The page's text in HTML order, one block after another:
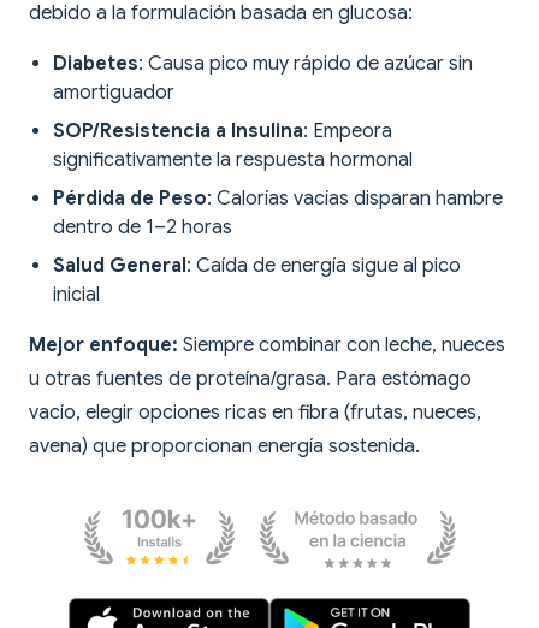
debido a la formulación basada en glucosa:
Diabetes: Causa pico muy rápido de azúcar sin
amortiguador
SOP/Resistencia a Insulina: Empeora
significativamente la respuesta hormonal
Pérdida de Peso: Calorías vacías disparan hambre
dentro de 1–2 horas
Salud General: Caída de energía sigue al pico
inicial
Mejor enfoque: Siempre combinar con leche, nueces
u otras fuentes de proteína/grasa. Para estómago
vacío, elegir opciones ricas en fibra (frutas, nueces,
avena) que proporcionan energía sostenida.